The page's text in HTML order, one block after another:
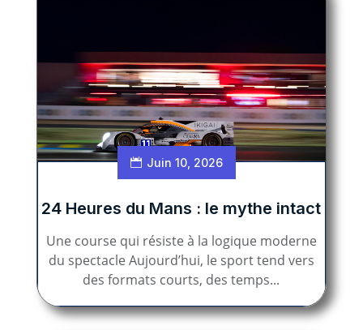
Juin 10, 2026
24 Heures du Mans : le mythe intact
Une course qui résiste à la logique moderne
du spectacle Aujourd’hui, le sport tend vers
des formats courts, des temps...